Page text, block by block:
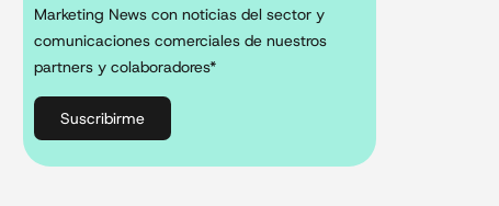
Marketing News con noticias del sector y
comunicaciones comerciales de nuestros
partners y colaboradores*
Suscribirme